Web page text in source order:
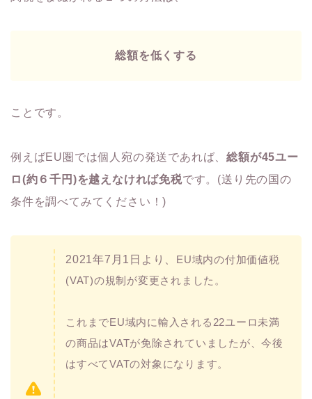
総額を低くする
ことです。
例えばEU圏では個人宛の発送であれば、総額が45ユー
ロ(約６千円)を越えなければ免税です。(送り先の国の
条件を調べてみてください！)
2021年7月1日より、 EU域内の付加価値税
(VAT)の規制が変更されました。
これまでEU域内に輸入される22ユーロ未満
の商品はVATが免除されていましたが、今後
はすべてVATの対象になります。